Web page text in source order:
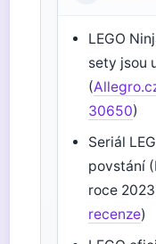
LEGO
sety jsou
(
30650)
Seriál
povstání
roce
recenze)